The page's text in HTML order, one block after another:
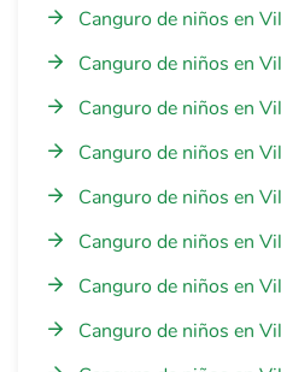
Canguro de niños en
Canguro de niños en
Canguro de niños en
Canguro de niños en
Canguro de niños en
Canguro de niños en
Canguro de niños en
Canguro de niños en